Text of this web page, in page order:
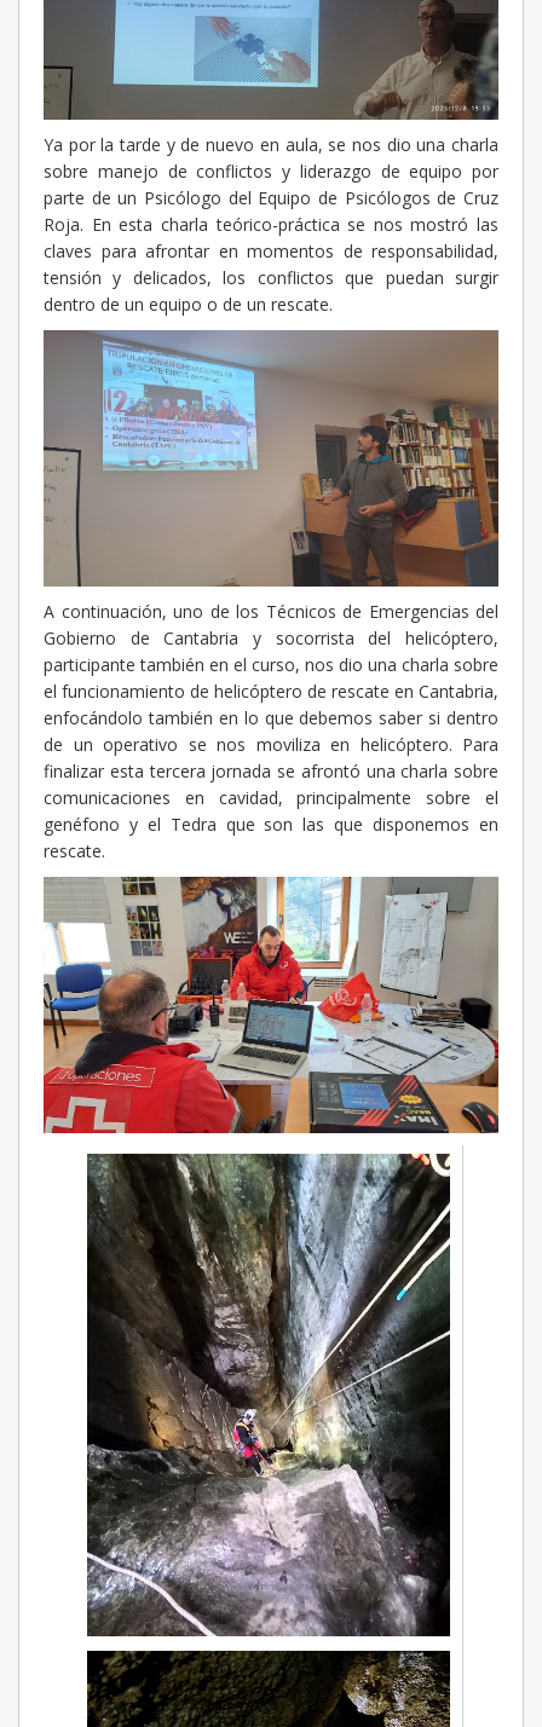
Ya por la tarde y de nuevo en aula, se nos dio una charla
sobre manejo de conflictos y liderazgo de equipo por
parte de un Psicólogo del Equipo de Psicólogos de Cruz
Roja. En esta charla teórico-práctica se nos mostró las
claves para afrontar en momentos de responsabilidad,
tensión y delicados, los conflictos que puedan surgir
dentro de un equipo o de un rescate.
A continuación, uno de los Técnicos de Emergencias del
Gobierno de Cantabria y socorrista del helicóptero,
participante también en el curso, nos dio una charla sobre
el funcionamiento de helicóptero de rescate en Cantabria,
enfocándolo también en lo que debemos saber si dentro
de un operativo se nos moviliza en helicóptero. Para
finalizar esta tercera jornada se afrontó una charla sobre
comunicaciones en cavidad, principalmente sobre el
genéfono y el Tedra que son las que disponemos en
rescate.